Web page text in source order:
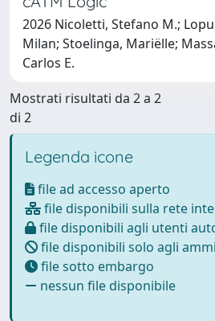
2026 Nicoletti, Stefano M.;
Milan; Stoelinga, Mariëlle;
Carlos E.
Mostrati risultati da 2 a 2
di 2
Legenda icone
file ad accesso aperto
file disponibili sulla rete
file disponibili agli utenti
file disponibili solo agli
file sotto embargo
nessun file disponibile